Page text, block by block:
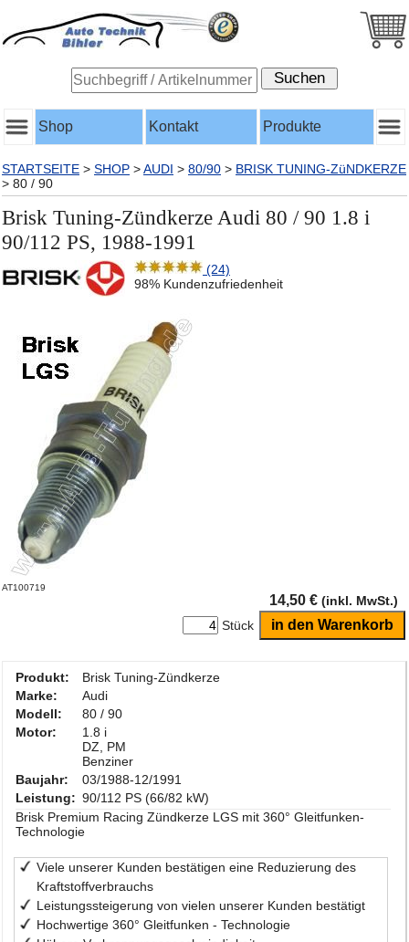
Shop Kontakt Produkte
STARTSEITE > SHOP >AUDI > 80/90 > BRISK TUNING-ZüNDKERZE
> 80 / 90
Brisk Tuning-Zündkerze Audi 80 / 90 1.8 i
90/112 PS, 1988-1991
(24)
98% Kundenzufriedenheit
AT100719
14,50 € (inkl. MwSt.)
Stück
Produkt:
Brisk Tuning-Zündkerze
Marke:
Audi
Modell:
80 / 90
Motor:
1.8 i
DZ, PM
Benziner
Baujahr:
03/1988-12/1991
Leistung: 90/112 PS (66/82 kW)
Brisk Premium Racing Zündkerze LGS mit 360° Gleitfunken-
Technologie
Viele unserer Kunden bestätigen eine Reduzierung des
Kraftstoffverbrauchs
Leistungssteigerung von vielen unserer Kunden bestätigt
Hochwertige 360° Gleitfunken - Technologie